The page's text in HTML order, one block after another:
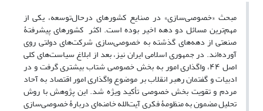
مبحث «خصوصی‌سازی» در صنایع کشورهای درحال‌توسعه، یکی از
مهم‌ترین مسائل دو دهه اخیر بوده است. اکثر کشورهای پیشرفتۀ
صنعتی از دهه‌های گذشته به خصوصی‌سازی شرکت‌های دولتی روی
آورده‌اند. در جمهوری اسلامی ایران نیز، بعد از ابلاغ سیاست‌های کلی
اصل ۴۴، واگذاری امور به بخش خصوصی شتاب بیشتری گرفت و در
ادبیات و گفتمان رهبر انقلاب بر موضوع واگذاری امور اقتصاد به آحاد
مردم و تقویت بخش خصوصی تأکید ویژه شد. این پژوهش با روش
تحلیل مضمون به منظومۀ فکری آیت‌الله خامنه‌ای دربارۀ خصوصی‌سازی